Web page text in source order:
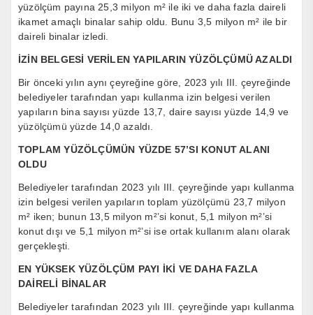
yüzölçüm payına 25,3 milyon m² ile iki ve daha fazla daireli
ikamet amaçlı binalar sahip oldu. Bunu 3,5 milyon m² ile bir
daireli binalar izledi.
İZİN BELGESİ VERİLEN YAPILARIN YÜZÖLÇÜMÜ AZALDI
Bir önceki yılın aynı çeyreğine göre, 2023 yılı III. çeyreğinde
belediyeler tarafından yapı kullanma izin belgesi verilen
yapıların bina sayısı yüzde 13,7, daire sayısı yüzde 14,9 ve
yüzölçümü yüzde 14,0 azaldı.
TOPLAM YÜZÖLÇÜMÜN YÜZDE 57’SI KONUT ALANI
OLDU
Belediyeler tarafından 2023 yılı III. çeyreğinde yapı kullanma
izin belgesi verilen yapıların toplam yüzölçümü 23,7 milyon
m² iken; bunun 13,5 milyon m²’si konut, 5,1 milyon m²’si
konut dışı ve 5,1 milyon m²’si ise ortak kullanım alanı olarak
gerçekleşti.
EN YÜKSEK YÜZÖLÇÜM PAYI İKİ VE DAHA FAZLA
DAİRELİ BİNALAR
Belediyeler tarafından 2023 yılı III. çeyreğinde yapı kullanma